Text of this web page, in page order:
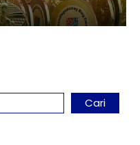
Cari